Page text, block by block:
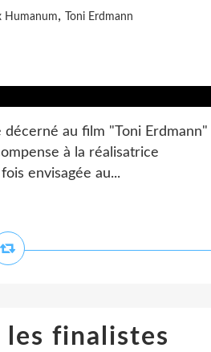
Humanum, Toni Erdmann
au film "Toni Erdmann"
à la réalisatrice
envisagée au...
les finalistes